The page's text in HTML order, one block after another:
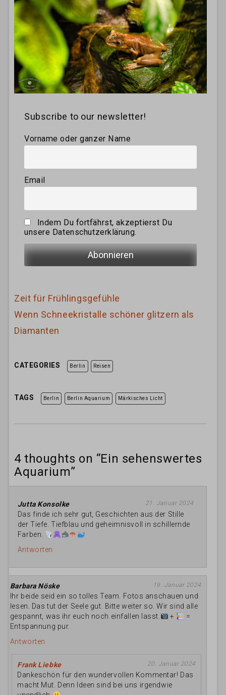
Subscribe to our newsletter!
Vorname oder ganzer Name
Email
Indem Du fortfährst, akzeptierst Du
unsere Datenschutzerklärung.
Zeit für Frühlingsgefühle
Wenn Schneekristalle schöner glitzern als
Diamanten
CATEGORIES Berlin Reisen
TAGS Berlin Berlin Aquarium Märkisches Licht
4 thoughts on “Ein sehenswertes
Aquarium”
Jutta Konsolke 21. Januar 2024
Das finde ich sehr gut, Geschichten aus der Stille
der Tiefe. Tiefblau und geheimnisvoll in schillernde
Farben.
Antworten
Barbara Nöske 19. Januar 2024
Ihr beide seid ein so tolles Team. Fotos anschauen und
lesen. Das tut der Seele gut. Bitte weiter so. Wir sind alle
gespannt, was ihr euch noch einfallen lasst.
+
=
Entspannung pur.
Antworten
Frank Liebke 20. Januar 2024
Dankeschön für den wundervollen Kommentar! Das
macht Mut. Denn Ideen sind bei uns irgendwie